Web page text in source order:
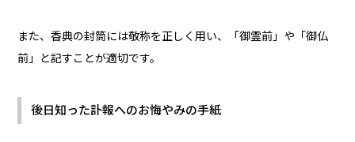
また、香典の封筒には敬称を正しく用い、「御霊前」や「御仏
前」と記すことが適切です。
後日知った訃報へのお悔やみの手紙